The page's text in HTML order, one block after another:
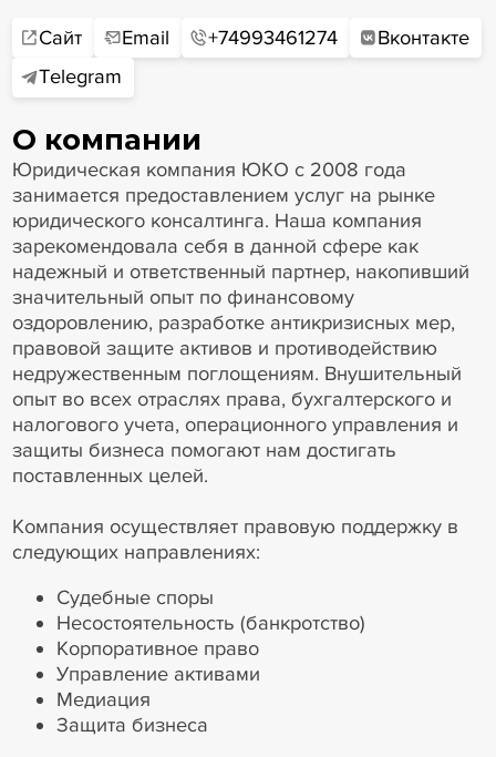
Сайт Email +74993461274
Вконтакте
Telegram
О компании
Юридическая компания ЮКО с 2008 года
занимается предоставлением услуг на рынке
юридического консалтинга. Наша компания
зарекомендовала себя в данной сфере как
надежный и ответственный партнер, накопивший
значительный опыт по финансовому
оздоровлению, разработке антикризисных мер,
правовой защите активов и противодействию
недружественным поглощениям. Внушительный
опыт во всех отраслях права, бухгалтерского и
налогового учета, операционного управления и
защиты бизнеса помогают нам достигать
поставленных целей.
Компания осуществляет правовую поддержку в
следующих направлениях:
Судебные споры
Несостоятельность (банкротство)
Корпоративное право
Управление активами
Медиация
Защита бизнеса